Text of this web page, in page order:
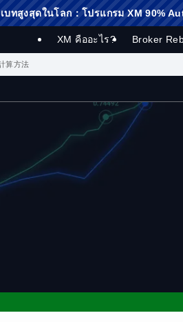
รแกรม XM 90% Auto Rebate กำลังใ
XM คืออะไร? Broker
算方法